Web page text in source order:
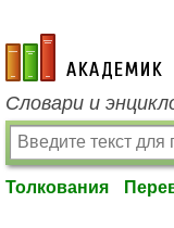
academic.ru
Словари и
Толкования